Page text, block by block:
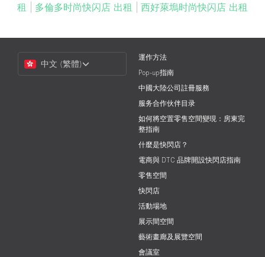
租
多倫多时尚快闪店 出租 西好萊塢时尚快闪店 出租
Language
中文 (繁體)
運作方法
Pop-up指南
中國大陸公司註冊服務
服务合作伙伴目录
如何將空置零售空間變現：房東完
整指南
什麼是快閃店？
電商與 DTC 品牌開設快閃店指南
零售空間
快閃店
活動場地
展示間空間
藝術畫廊及展覽空間
會議室